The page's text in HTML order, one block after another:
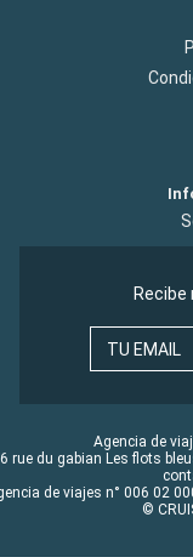
TU EMAIL
Agencia de
rue du gabian Les flots
de viajes n° 006 02
©